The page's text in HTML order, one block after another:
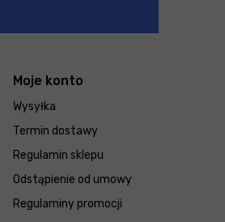
Moje konto
Wysyłka
Termin dostawy
Regulamin sklepu
Odstąpienie od umowy
Regulaminy promocji